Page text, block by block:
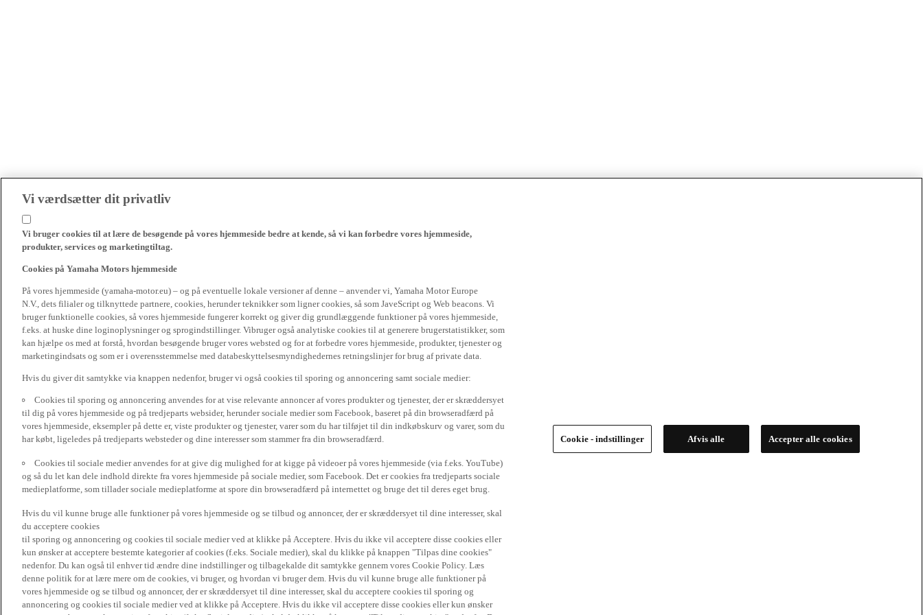
Vi værdsætter dit privatliv
Vi bruger cookies til at lære de besøgende på vores hjemmeside bedre at kende, så vi kan forbedre vores hjemmeside,
produkter, services og marketingtiltag.
Cookies på Yamaha Motors hjemmeside
På vores hjemmeside (yamaha-motor.eu) – og på eventuelle lokale versioner af denne – anvender vi, Yamaha Motor Europe
N.V., dets filialer og tilknyttede partnere, cookies, herunder teknikker som ligner cookies, så som JaveScript og Web beacons. Vi
bruger funktionelle cookies, så vores hjemmeside fungerer korrekt og giver dig grundlæggende funktioner på vores hjemmeside,
f.eks. at huske dine loginoplysninger og sprogindstillinger. Vibruger også analytiske cookies til at generere brugerstatistikker, som
kan hjælpe os med at forstå, hvordan besøgende bruger vores websted og for at forbedre vores hjemmeside, produkter, tjenester og
marketingindsats og som er i overensstemmelse med databeskyttelsesmyndighedernes retningslinjer for brug af private data.
Hvis du giver dit samtykke via knappen nedenfor, bruger vi også cookies til sporing og annoncering samt sociale medier:
Cookies til sporing og annoncering anvendes for at vise relevante annoncer af vores produkter og tjenester, der er skræddersyet
til dig på vores hjemmeside og på tredjeparts websider, herunder sociale medier som Facebook, baseret på din browseradfærd på
vores hjemmeside, eksempler på dette er, viste produkter og tjenester, varer som du har tilføjet til din indkøbskurv og varer, som du
har købt, ligeledes på tredjeparts websteder og dine interesser som stammer fra din browseradfærd.
Cookies til sociale medier anvendes for at give dig mulighed for at kigge på videoer på vores hjemmeside (via f.eks. YouTube)
og så du let kan dele indhold direkte fra vores hjemmeside på sociale medier, som Facebook. Det er cookies fra tredjeparts sociale
medieplatforme, som tillader sociale medieplatforme at spore din browseradfærd på internettet og bruge det til deres eget brug.
Hvis du vil kunne bruge alle funktioner på vores hjemmeside og se tilbud og annoncer, der er skræddersyet til dine interesser, skal
du acceptere cookies
til sporing og annoncering og cookies til sociale medier ved at klikke på Acceptere. Hvis du ikke vil acceptere disse cookies eller
kun ønsker at acceptere bestemte kategorier af cookies (f.eks. Sociale medier), skal du klikke på knappen "Tilpas dine cookies"
nedenfor. Du kan også til enhver tid ændre dine indstillinger og tilbagekalde dit samtykke gennem vores Cookie Policy. Læs
denne politik for at lære mere om de cookies, vi bruger, og hvordan vi bruger dem. Hvis du vil kunne bruge alle funktioner på
vores hjemmeside og se tilbud og annoncer, der er skræddersyet til dine interesser, skal du acceptere cookies til sporing og
annoncering og cookies til sociale medier ved at klikke på Acceptere. Hvis du ikke vil acceptere disse cookies eller kun ønsker
Cookie - indstillinger Afvis alle Accepter alle cookies